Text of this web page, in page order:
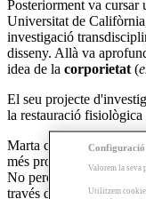
Posteriorment va cursar
Universitat de
investigació
disseny. Allà va
idea de la corporietat(
El seu projecte
la restauració fisiològica
Marta creu que els
més profundament amb
No percebem els espais
través dels nostres
Configuració
Valorem la seva
Utilitzem